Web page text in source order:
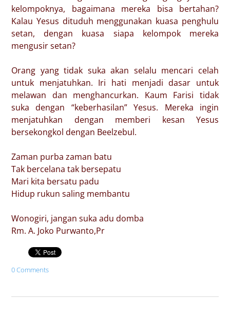
kelompoknya, bagaimana mereka bisa bertahan?
Kalau Yesus dituduh menggunakan kuasa penghulu
setan, dengan kuasa siapa kelompok mereka
mengusir setan?
Orang yang tidak suka akan selalu mencari celah
untuk menjatuhkan. Iri hati menjadi dasar untuk
melawan dan menghancurkan. Kaum Farisi tidak
suka dengan “keberhasilan” Yesus. Mereka ingin
menjatuhkan dengan memberi kesan Yesus
bersekongkol dengan Beelzebul.
Zaman purba zaman batu
Tak bercelana tak bersepatu
Mari kita bersatu padu
Hidup rukun saling membantu
Wonogiri, jangan suka adu domba
Rm. A. Joko Purwanto,Pr
0 Comments